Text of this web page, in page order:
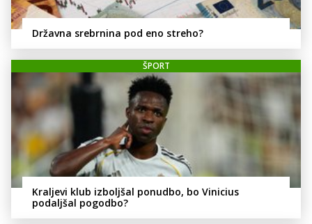
Državna srebrnina pod eno streho?
ŠPORT
Kraljevi klub izboljšal ponudbo, bo Vinicius
podaljšal pogodbo?